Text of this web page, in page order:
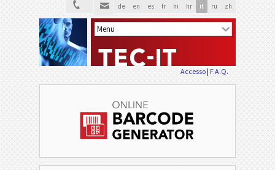
de en es fr hi hr it ru zh
Accesso| F.A.Q.